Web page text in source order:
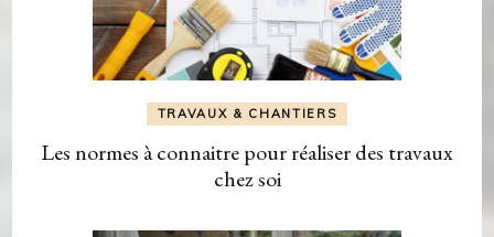
TRAVAUX & CHANTIERS
Les normes à connaitre pour réaliser des travaux
chez soi